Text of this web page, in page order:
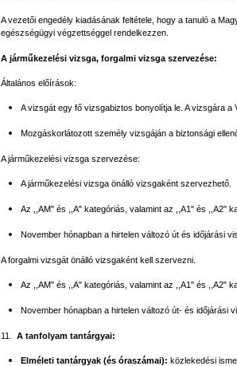
A vezetői engedély kiadásának feltétele, hogy a tanuló a
egészségügyi végzettséggel rendelkezzen.
A járműkezelési vizsga, forgalmi vizsga szervezése:
Általános előírások:
A vizsgát egy fő vizsgabiztos bonyolítja le. A vizsgára
Mozgáskorlátozott személy vizsgáján a biztonsági
A járműkezelési vizsga szervezése:
A járműkezelési vizsga önálló vizsgaként szervezhető.
Az ,,AM" és ,,A" kategóriás, valamint az ,,A1" és ,,A2"
November hónapban a hirtelen változó út és időjárási
A forgalmi vizsgát önálló vizsgaként kell szervezni.
Az ,,AM" és ,,A" kategóriás, valamint az ,,A1" és ,,A2"
November hónapban a hirtelen változó út- és időjárási
11. A tanfolyam tantárgyai:
Elméleti tantárgyak (és óraszámai): közlekedési